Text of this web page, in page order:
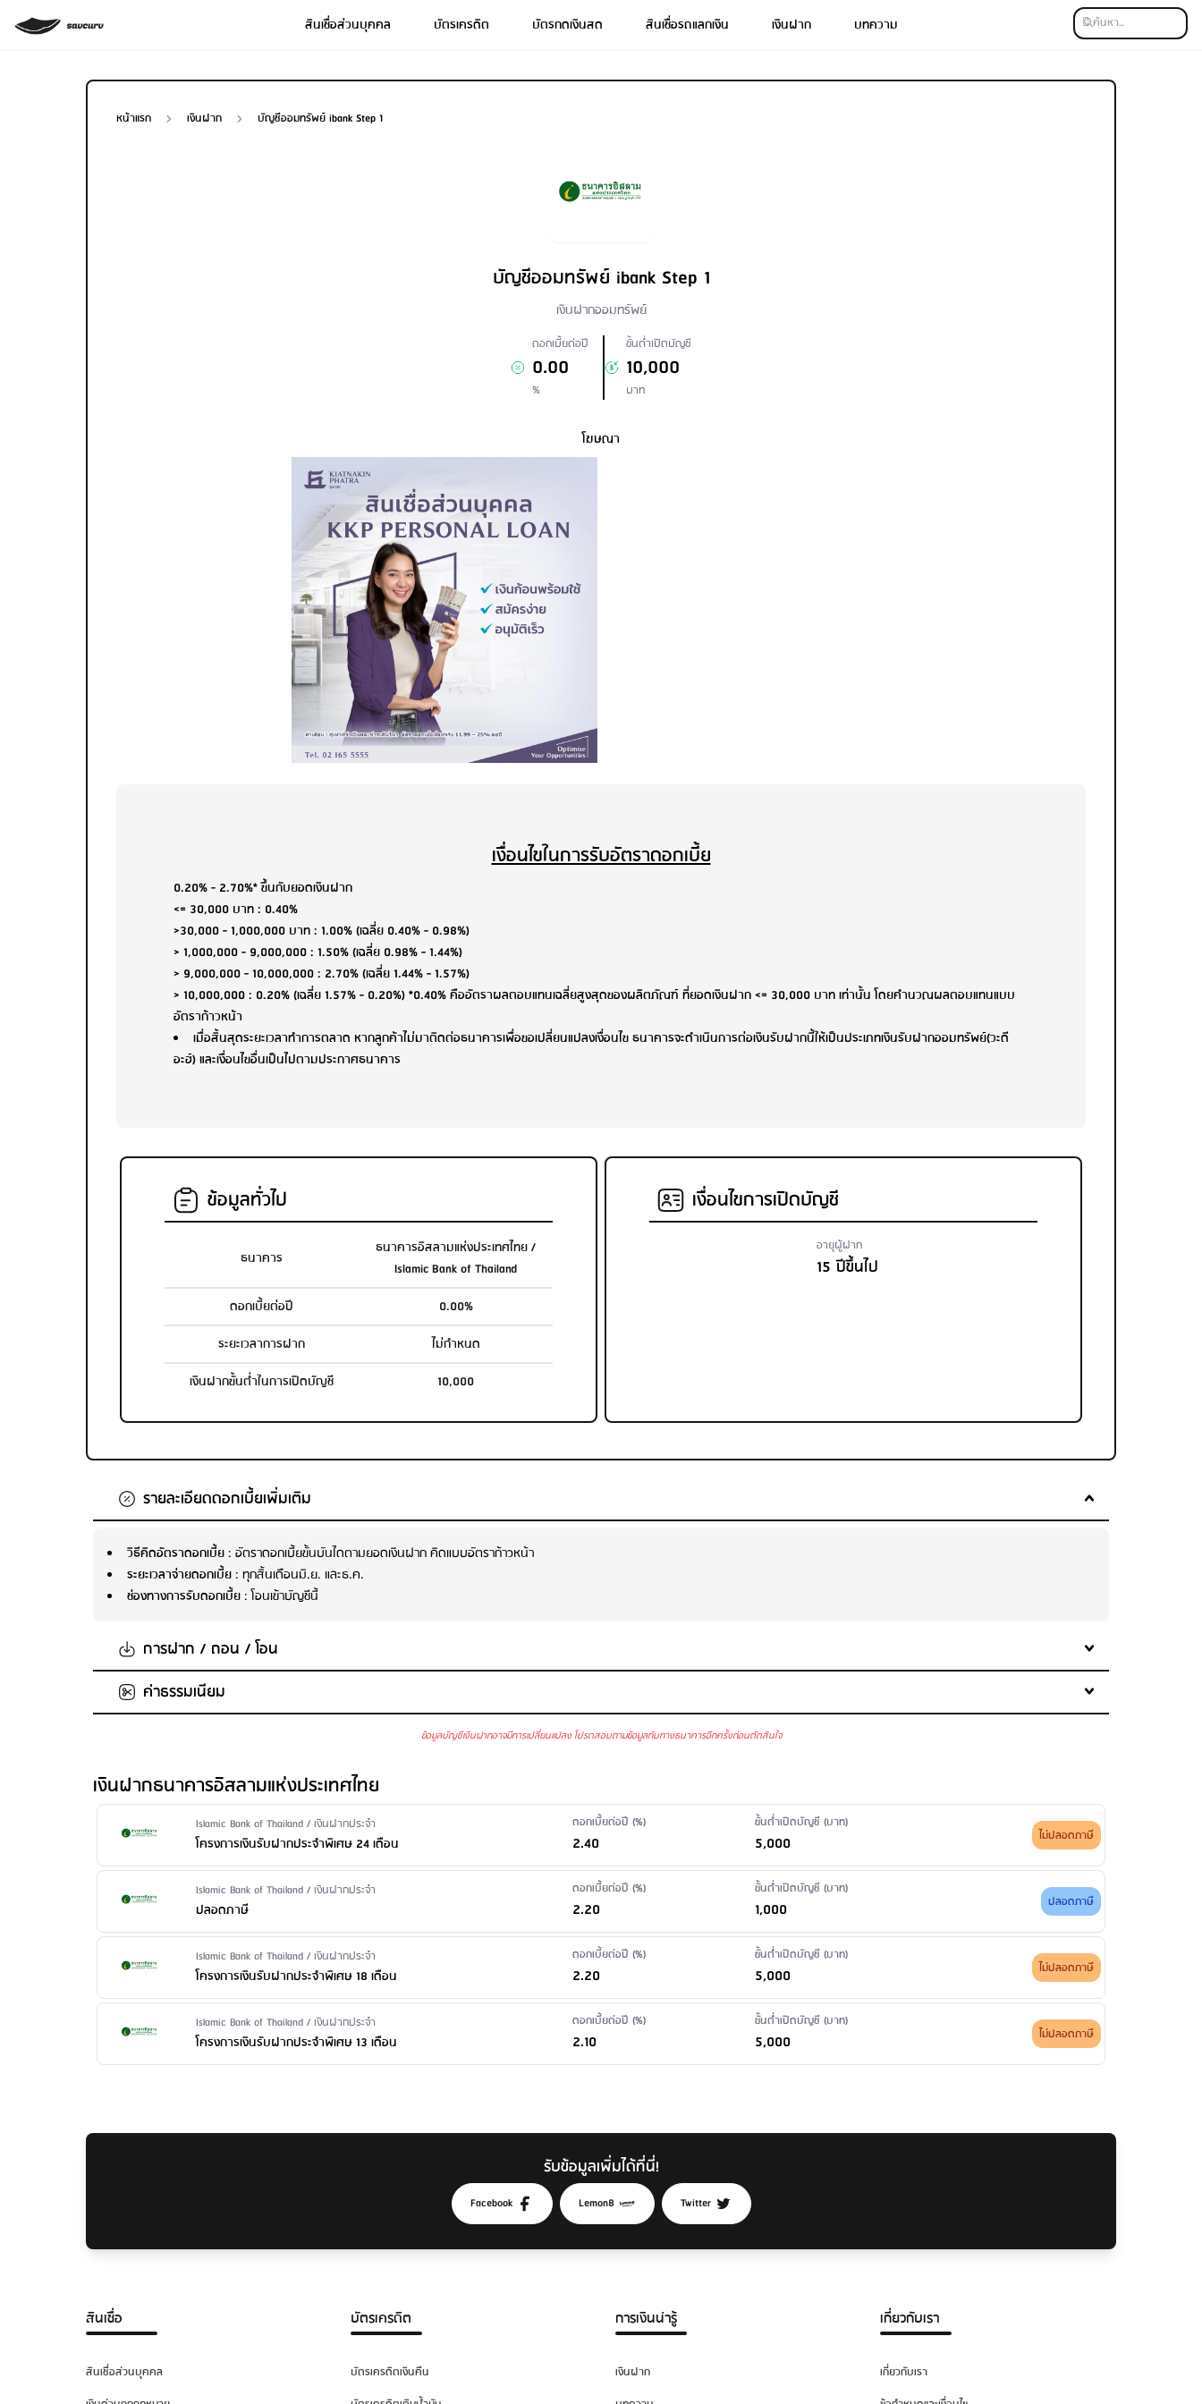
สินเชื่อส่วนบุคคล บัตรเครดิต บัตรกดเงินสด สินเชื่อรถแลกเงิน เงินฝาก บทความ
หน้าแรก เงินฝาก บัญชีออมทรัพย์ ibank Step 1
บัญชีออมทรัพย์ ibank Step 1
เงินฝากออมทรัพย์
ดอกเบี้ยต่อปี
0.00
%
ขั้นต่ำเปิดบัญชี
10,000
บาท
โฆษณา
เงื่อนไขในการรับอัตราดอกเบี้ย
0.20% - 2.70%* ขึ้นกับยอดเงินฝาก
<= 30,000 บาท : 0.40%
>30,000 - 1,000,000 บาท : 1.00% (เฉลี่ย 0.40% - 0.98%)
> 1,000,000 - 9,000,000 : 1.50% (เฉลี่ย 0.98% - 1.44%)
> 9,000,000 - 10,000,000 : 2.70% (เฉลี่ย 1.44% - 1.57%)
> 10,000,000 : 0.20% (เฉลี่ย 1.57% - 0.20%) *0.40% คืออัตราผลตอบแทนเฉลี่ยสูงสุดของผลิตภัณฑ์ ที่ยอดเงินฝาก <= 30,000 บาท เท่านั้น โดยคำนวณผลตอบแทนแบบ
อัตราก้าวหน้า
เมื่อสิ้นสุดระยะเวลาทำการตลาด หากลูกค้าไม่มาติดต่อธนาคารเพื่อขอเปลี่ยนแปลงเงื่อนไข ธนาคารจะดำเนินการต่อเงินรับฝากนี้ให้เป็นประเภทเงินรับฝากออมทรัพย์(วะดี
อะฮ์) และเงื่อนไขอื่นเป็นไปตามประกาศธนาคาร
ข้อมูลทั่วไป
ธนาคาร
ธนาคารอิสลามแห่งประเทศไทย /
Islamic Bank of Thailand
ดอกเบี้ยต่อปี
0.00%
ระยะเวลาการฝาก
ไม่กำหนด
เงินฝากขั้นต่ำในการเปิดบัญชี
10,000
เงื่อนไขการเปิดบัญชี
อายุผู้ฝาก
15 ปีขึ้นไป
รายละเอียดดอกเบี้ยเพิ่มเติม
วิธีคิดอัตราดอกเบี้ย : อัตราดอกเบี้ยขั้นบันไดตามยอดเงินฝาก คิดแบบอัตราก้าวหน้า
ระยะเวลาจ่ายดอกเบี้ย : ทุกสิ้นเดือนมิ.ย. และธ.ค.
ช่องทางการรับดอกเบี้ย : โอนเข้าบัญชีนี้
การฝาก / ถอน / โอน
จำนวนเงินในการฝากขั้นต่ำต่อครั้ง
ฟรีค่าธรรมเนียมการถอนจำนวน 3 ครั้งแรก/เดือน กรณีถอนเกินจำนวนครั้งที่กำหนด ธนาคารจะดำเนินการหักค่าธรรมเนียมการถอนเงินฝากในครั้งที่ 4 เป็นต้นไป จำนวน 300 บาท/ครั้ง
สามารถถอนเงินรับฝากได้ที่เคาน์เตอร์ของธนาคารเท่านั้น (ไม่อนุญาตให้ลูกค้าทำบัตร ATM)
ค่าธรรมเนียม
: 50 บาท/เดือน เมื่อไม่มีรายการเคลื่อนไหวติดต่อกันเกินกว่า 1 ปี และมียอดคงเหลือในบัญชีต่ำกว่า 10,000 บาท
ค่าบริการแจ้งยอดเงินและความเคลื่อนไหวของบัญชีผ่าน SMS
ค่าธรรมเนียมออกสมุดคู่ฝากใหม่: 50 บาท/เล่ม
ค่าธรรมเนียมขอใบแสดงรายการเคลื่อนไหวทางบัญชีเงินฝาก ผ่านสาขา: ขอใบแสดงรายการย้อนหลังน้อยกว่า 6 เดือน: ไม่มีค่าธรรมเนียม ขอใบแสดงรายการย้อนหลังตั้งแต่ 6 เดือน - 2 ปี: 200 บาท/
ฉบับ/บัญชี ขอใบแสดงรายการย้อนหลังมากว่า 2 ปี: 500 บาท/ฉบับ/บัญชี
ค่าธรรมเนียมปิดบัญชี: ไม่มีค่าธรรมเนียม
ข้อมูลบัญชีเงินฝากอาจมีการเปลี่ยนแปลง โปรดสอบถามข้อมูลกับทางธนาคารอีกครั้งก่อนตัดสินใจ
เงินฝากธนาคารอิสลามแห่งประเทศไทย
Issuer Name / Financial Product Type
Islamic Bank of Thailand / เงินฝากประจำ
โครงการเงินรับฝากประจำพิเศษ 24 เดือน
ดอกเบี้ยต่อปี (%)
2.40
ขั้นต่ำเปิดบัญชี (บาท)
5,000 ไม่ปลอดภาษี
Issuer Name / Financial Product Type
Islamic Bank of Thailand / เงินฝากประจำ
ปลอดภาษี
ดอกเบี้ยต่อปี (%)
2.20
ขั้นต่ำเปิดบัญชี (บาท)
1,000 ปลอดภาษี
Issuer Name / Financial Product Type
Islamic Bank of Thailand / เงินฝากประจำ
โครงการเงินรับฝากประจำพิเศษ 18 เดือน
ดอกเบี้ยต่อปี (%)
2.20
ขั้นต่ำเปิดบัญชี (บาท)
5,000 ไม่ปลอดภาษี
Issuer Name / Financial Product Type
Islamic Bank of Thailand / เงินฝากประจำ
โครงการเงินรับฝากประจำพิเศษ 13 เดือน
ดอกเบี้ยต่อปี (%)
2.10
ขั้นต่ำเปิดบัญชี (บาท)
5,000 ไม่ปลอดภาษี
รับข้อมูลเพิ่มได้ที่นี่!
Facebook Lemon8 Twitter
สินเชื่อ
สินเชื่อส่วนบุคคล
บัตรเครดิต
บัตรเครดิตเงินคืน
การเงินน่ารู้
เงินฝาก
เกี่ยวกับเรา
เกี่ยวกับเรา